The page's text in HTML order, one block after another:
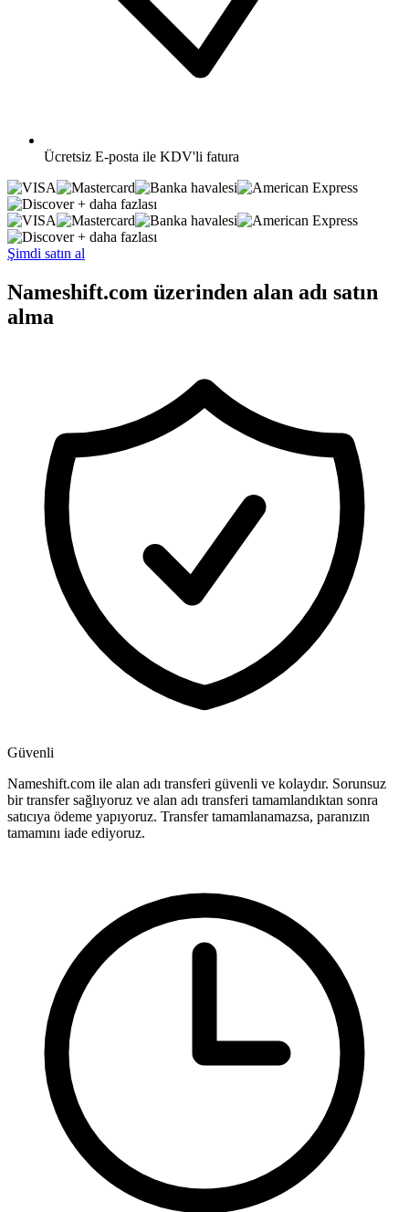
Ücretsiz E-posta ile KDV'li fatura
+ daha fazlası
+ daha fazlası
Şimdi satın al
Nameshift.com üzerinden alan adı satın
alma
Güvenli
Nameshift.com ile alan adı transferi güvenli ve kolaydır. Sorunsuz
bir transfer sağlıyoruz ve alan adı transferi tamamlandıktan sonra
satıcıya ödeme yapıyoruz. Transfer tamamlanamazsa, paranızın
tamamını iade ediyoruz.